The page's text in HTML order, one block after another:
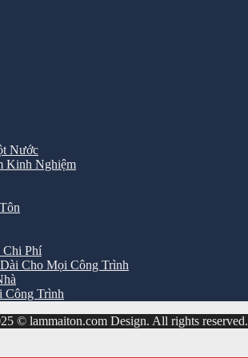
Nước
Kinh Nghiệm
Chi Phí
Cho Mọi Công Trình
Công Trình
© lammaiton.com Design. All rights reserved.